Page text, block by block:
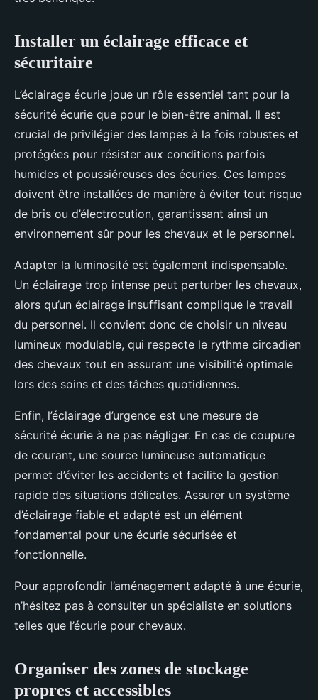
Installer un éclairage efficace et
sécuritaire
L’éclairage écurie joue un rôle essentiel tant pour la
sécurité écurie que pour le bien-être animal. Il est
crucial de privilégier des lampes à la fois robustes et
protégées pour résister aux conditions parfois
humides et poussiéreuses des écuries. Ces lampes
doivent être installées de manière à éviter tout risque
de bris ou d’électrocution, garantissant ainsi un
environnement sûr pour les chevaux et le personnel.
Adapter la luminosité est également indispensable.
Un éclairage trop intense peut perturber les chevaux,
alors qu’un éclairage insuffisant complique le travail
du personnel. Il convient donc de choisir un niveau
lumineux modulable, qui respecte le rythme circadien
des chevaux tout en assurant une visibilité optimale
lors des soins et des tâches quotidiennes.
Enfin, l’éclairage d’urgence est une mesure de
sécurité écurie à ne pas négliger. En cas de coupure
de courant, une source lumineuse automatique
permet d’éviter les accidents et facilite la gestion
rapide des situations délicates. Assurer un système
d’éclairage fiable et adapté est un élément
fondamental pour une écurie sécurisée et
fonctionnelle.
Pour approfondir l’aménagement adapté à une écurie,
n’hésitez pas à consulter un spécialiste en solutions
telles que l’écurie pour chevaux.
Organiser des zones de stockage
propres et accessibles